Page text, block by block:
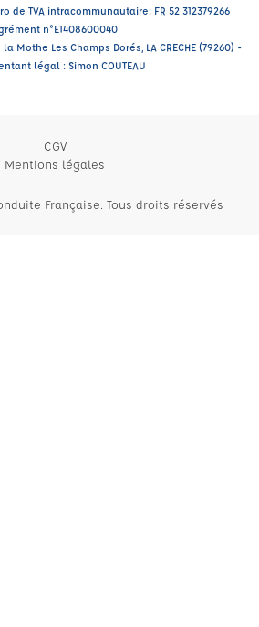
de TVA intracommunautaire: FR 52 312379266
n°E1408600040
Mothe Les Champs Dorés, LA CRECHE (79260) -
légal : Simon COUTEAU
CGV
Mentions légales
Française. Tous droits réservés